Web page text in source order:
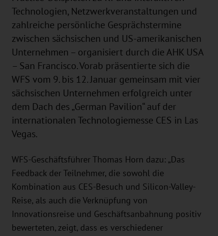
Technologien, Netzwerkveranstaltungen und
zahlreiche persönliche Gesprächstermine
zwischen sächsischen und US-amerikanischen
Unternehmen – organisiert durch die AHK USA
– San Francisco. Vorab präsentierte sich die
WFS vom 9. bis 12. Januar gemeinsam mit vier
sächsischen Unternehmen erfolgreich unter
dem Dach des „German Pavilion“ auf der
internationalen Technologiemesse CES in Las
Vegas.
WFS-Geschäftsführer Thomas Horn dazu: „Das
Feedback der Teilnehmer, die sowohl die
Kombination aus CES-Besuch und Silicon-Valley-
Reise, als auch die Verknüpfung von
Innovationsreise und Geschäftsanbahnung positiv
bewerteten, zeigt, dass es verschiedener